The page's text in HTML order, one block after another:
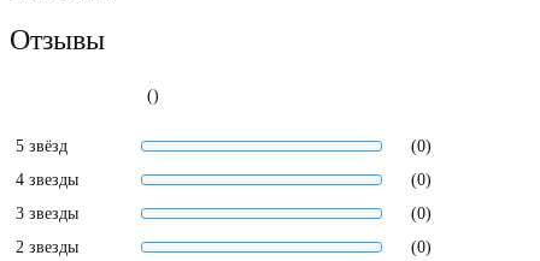
Отзывы
()
5 звёзд
(0)
4 звезды
(0)
3 звезды
(0)
2 звезды
(0)